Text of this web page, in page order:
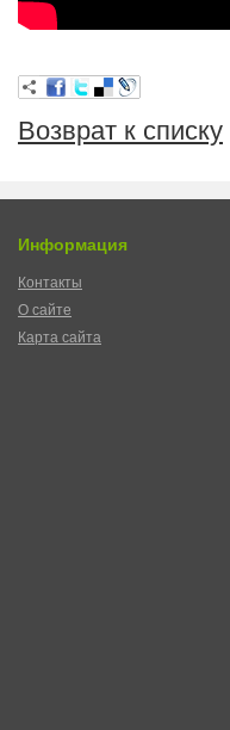
Возврат к списку
Информация
Контакты
О сайте
Карта сайта